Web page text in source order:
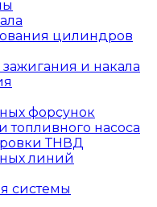
цилиндров
и накала
форсунок
насоса
ТНВД
линий
системы